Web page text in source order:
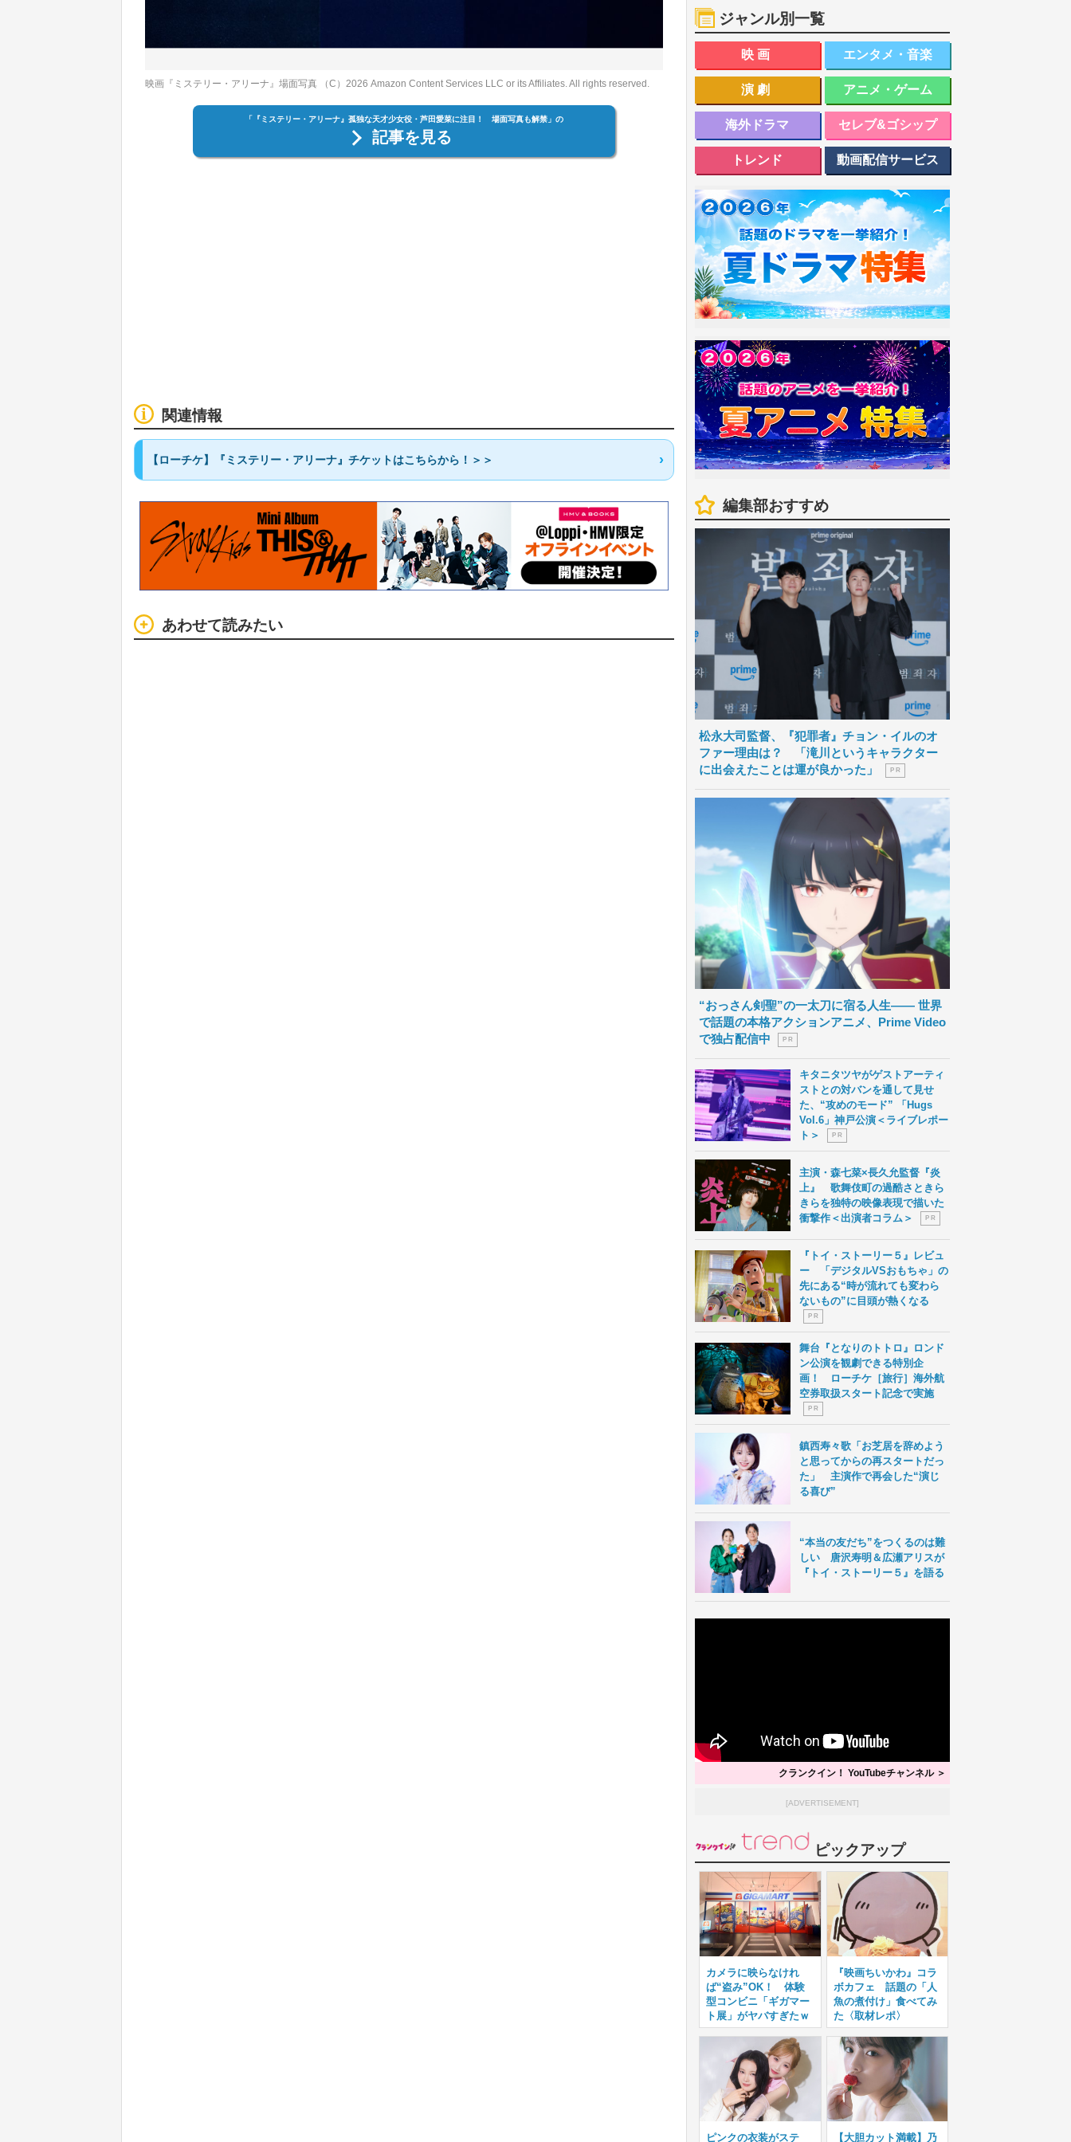
映画『ミステリー・アリーナ』場面写真 （C）2026 Amazon Content Services LLC or its Affiliates. All rights reserved.
「『ミステリー・アリーナ』孤独な天才少女役・芦田愛菜に注目！ 場面写真も解禁」の
記事を見る
関連情報
【ローチケ】『ミステリー・アリーナ』チケットはこちらから！＞＞
あわせて読みたい
ジャンル別一覧
映画 エンタメ・音楽
演劇 アニメ・ゲーム
海外ドラマ セレブ&ゴシップ
トレンド 動画配信サービス
編集部おすすめ
松永大司監督、『犯罪者』チョン・イルのオ
ファー理由は？ 「滝川というキャラクター
に出会えたことは運が良かった」
P R
“おっさん剣聖”の一太刀に宿る人生―― 世界
で話題の本格アクションアニメ、Prime Video
で独占配信中
P R
キタニタツヤがゲストアーティ
ストとの対バンを通して見せ
た、“攻めのモード” 「Hugs
Vol.6」神戸公演＜ライブレポー
ト＞
P R
主演・森七菜×長久允監督『炎
上』 歌舞伎町の過酷さときら
きらを独特の映像表現で描いた
衝撃作＜出演者コラム＞
P R
『トイ・ストーリー５』レビュ
ー 「デジタルVSおもちゃ」の
先にある“時が流れても変わら
ないもの”に目頭が熱くなる
P R
舞台『となりのトトロ』ロンド
ン公演を観劇できる特別企
画！ ローチケ［旅行］海外航
空券取扱スタート記念で実施
P R
鎮西寿々歌「お芝居を辞めよう
と思ってからの再スタートだっ
た」 主演作で再会した“演じ
る喜び”
“本当の友だち”をつくるのは難
しい 唐沢寿明＆広瀬アリスが
『トイ・ストーリー５』を語る
クランクイン！ YouTubeチャンネル ＞
[ADVERTISEMENT]
ピックアップ
カメラに映らなけれ
ば“盗み”OK！ 体験
型コンビニ「ギガマー
ト展」がヤバすぎたｗ
『映画ちいかわ』コラ
ボカフェ 話題の「人
魚の煮付け」食べてみ
た〈取材レポ〉
ピンクの衣装がステ 【大胆カット満載】乃